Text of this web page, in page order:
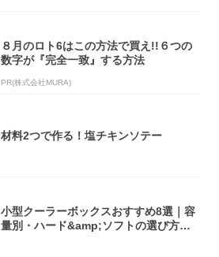
８月のロト6はこの方法で買え!!６つの
数字が『完全一致』する方法
PR(株式会社MURA)
材料2つで作る！塩チキンソテー
小型クーラーボックスおすすめ8選｜容
量別・ハード&amp;ソフトの選び方【2